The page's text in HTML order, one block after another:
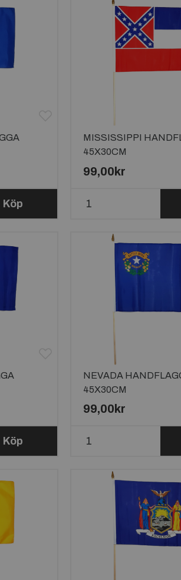
Köp
MISSISSIPPI
45X30CM
99,00kr
Köp
NEVADA
45X30CM
99,00kr